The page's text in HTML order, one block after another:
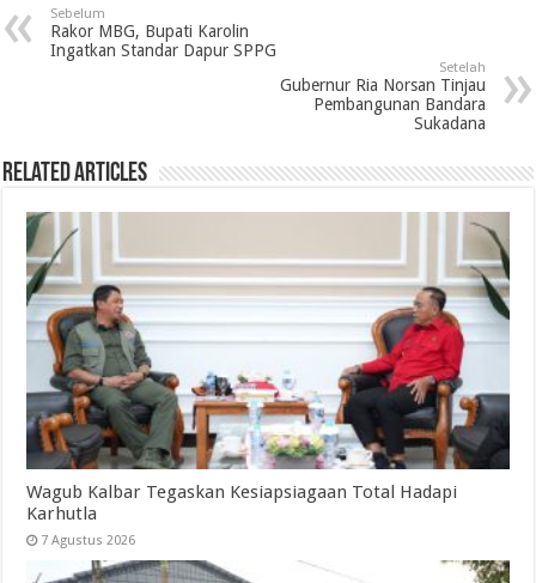
Sebelum
Rakor MBG, Bupati Karolin
Ingatkan Standar Dapur SPPG
Setelah
Gubernur Ria Norsan Tinjau
Pembangunan Bandara
Sukadana
Related Articles
Wagub Kalbar Tegaskan Kesiapsiagaan Total Hadapi
Karhutla
7 Agustus 2026